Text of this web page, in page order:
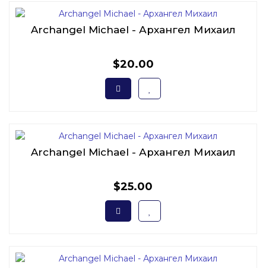
Archangel Michael - Архангел Михаил
$20.00
Archangel Michael - Архангел Михаил
$25.00